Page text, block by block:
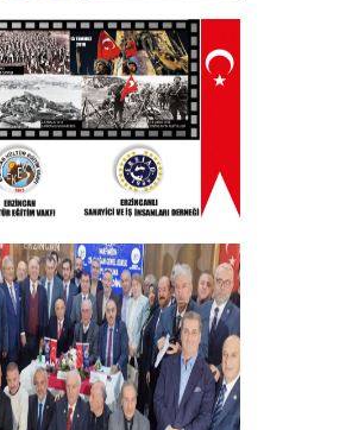
Anma Programı
+
VE TÜM SEHITLERI ANMA
+